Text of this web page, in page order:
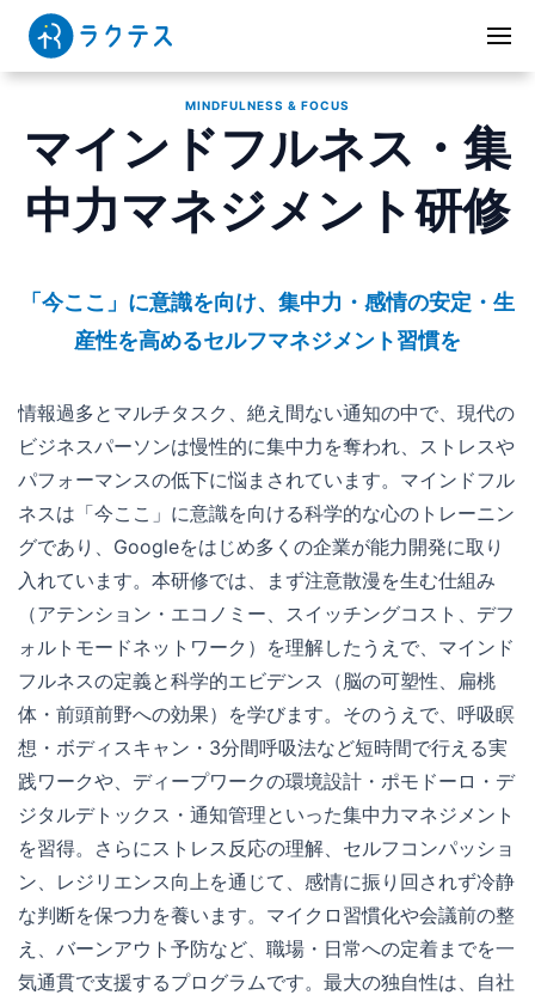
MINDFULNESS & FOCUS
マインドフルネス・集
中力マネジメント研修
「今ここ」に意識を向け、集中力・感情の安定・生
産性を高めるセルフマネジメント習慣を
情報過多とマルチタスク、絶え間ない通知の中で、現代の
ビジネスパーソンは慢性的に集中力を奪われ、ストレスや
パフォーマンスの低下に悩まされています。マインドフル
ネスは「今ここ」に意識を向ける科学的な心のトレーニン
グであり、Googleをはじめ多くの企業が能力開発に取り
入れています。本研修では、まず注意散漫を生む仕組み
（アテンション・エコノミー、スイッチングコスト、デフ
ォルトモードネットワーク）を理解したうえで、マインド
フルネスの定義と科学的エビデンス（脳の可塑性、扁桃
体・前頭前野への効果）を学びます。そのうえで、呼吸瞑
想・ボディスキャン・3分間呼吸法など短時間で行える実
践ワークや、ディープワークの環境設計・ポモドーロ・デ
ジタルデトックス・通知管理といった集中力マネジメント
を習得。さらにストレス反応の理解、セルフコンパッショ
ン、レジリエンス向上を通じて、感情に振り回されず冷静
な判断を保つ力を養います。マイクロ習慣化や会議前の整
え、バーンアウト予防など、職場・日常への定着までを一
気通貫で支援するプログラムです。最大の独自性は、自社